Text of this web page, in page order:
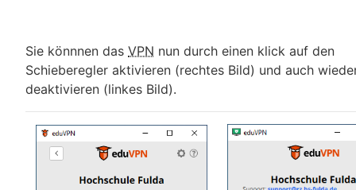
Sie könnnen das VPN nun durch einen klick auf den
Schieberegler aktivieren (rechtes Bild) und auch
deaktivieren (linkes Bild).